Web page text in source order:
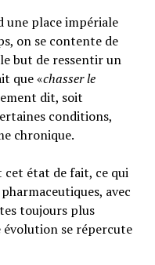
une place impériale
on se contente de
but de ressentir un
que «chasser le
dit, soit
conditions,
chronique.
état de fait, ce qui
avec
toujours plus
évolution se répercute